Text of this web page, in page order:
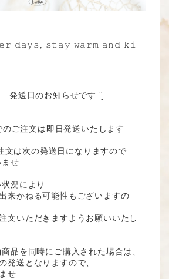
𝚍𝚊𝚢𝚜, 𝚜𝚝𝚊𝚢 𝚠𝚊𝚛𝚖 𝚊𝚗𝚍 𝚔𝚒
送日のお知らせです ¨̮
ご注文は即日発送いたします
文は次の発送日になりますので
せ
況により
来かねる可能性もございますの
文いただきますようお願いいたし
品を同時にご購入された場合は、
発送となりますので、
せ